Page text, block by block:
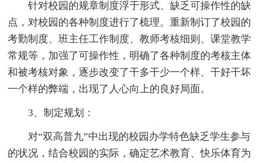
针对校园的规章制度浮于形式、缺乏可操作性的缺
点，对校园的各种制度进行了梳理。重新制订了校园的
考勤制度、班主任工作制度、教师考核细则、课堂教学
常规等，加强了可操作性，明确了各种制度的考核主体
和被考核对象，逐步改变了干多干少一个样、干好干坏
一个样的弊端，出现了人心向上的良好局面。
3、制定规划：
对“双高普九”中出现的校园办学特色缺乏学生参与
的状况，结合校园的实际，确定艺术教育、快乐体育为